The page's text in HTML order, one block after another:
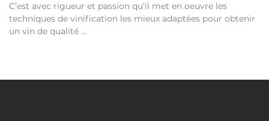
C’est avec rigueur et passion qu’il met en oeuvre les
techniques de vinification les mieux adaptées pour obtenir
un vin de qualité …